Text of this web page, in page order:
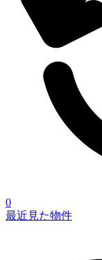
0
最近見た物件